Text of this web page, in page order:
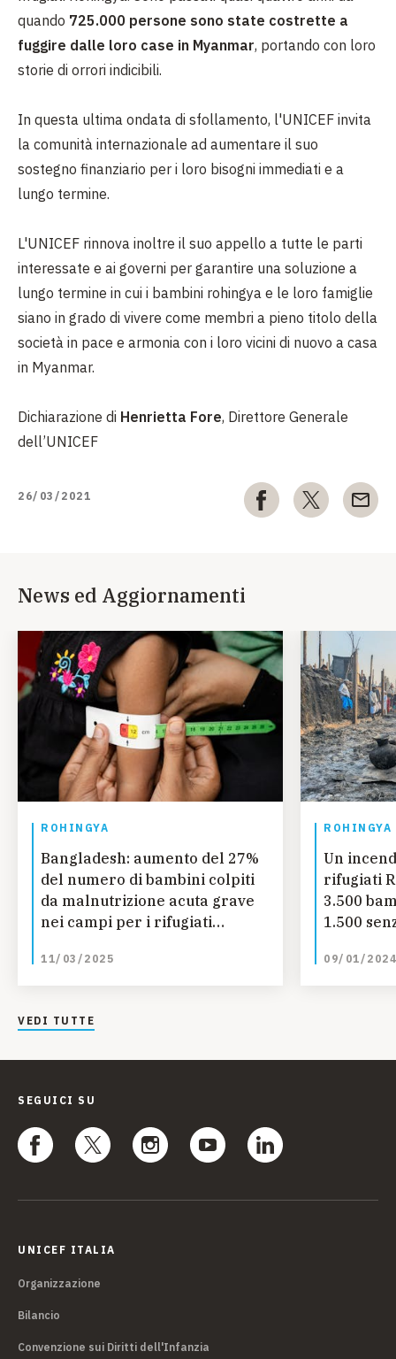
quando 725.000 persone sono state costrette a
fuggire dalle loro case in Myanmar, portando con loro
storie di orrori indicibili.
In questa ultima ondata di sfollamento, l'UNICEF invita
la comunità internazionale ad aumentare il suo
sostegno finanziario per i loro bisogni immediati e a
lungo termine.
L'UNICEF rinnova inoltre il suo appello a tutte le parti
interessate e ai governi per garantire una soluzione a
lungo termine in cui i bambini rohingya e le loro famiglie
siano in grado di vivere come membri a pieno titolo della
società in pace e armonia con i loro vicini di nuovo a casa
in Myanmar.
Dichiarazione di Henrietta Fore, Direttore Generale
dell’UNICEF
26/03/2021
News ed Aggiornamenti
ROHINGYA
Bangladesh: aumento del 27%
del numero di bambini colpiti
da malnutrizione acuta grave
nei campi per i rifugiati
11/03/2025
ROHINGYA
Un
rifugiati
3.500
1.500
09/01/2024
VEDI TUTTE
SEGUICI SU
UNICEF ITALIA
Organizzazione
Bilancio
Convenzione sui Diritti dell'Infanzia